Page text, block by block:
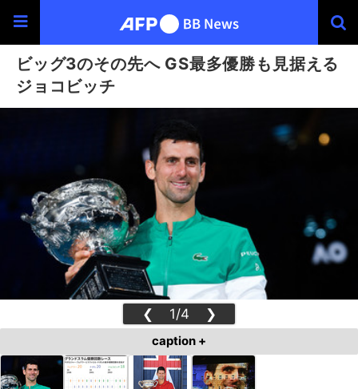
ビッグ3のその先へ GS最多優勝も見据える
ジョコビッチ
❮ 1/4 ❯
caption +